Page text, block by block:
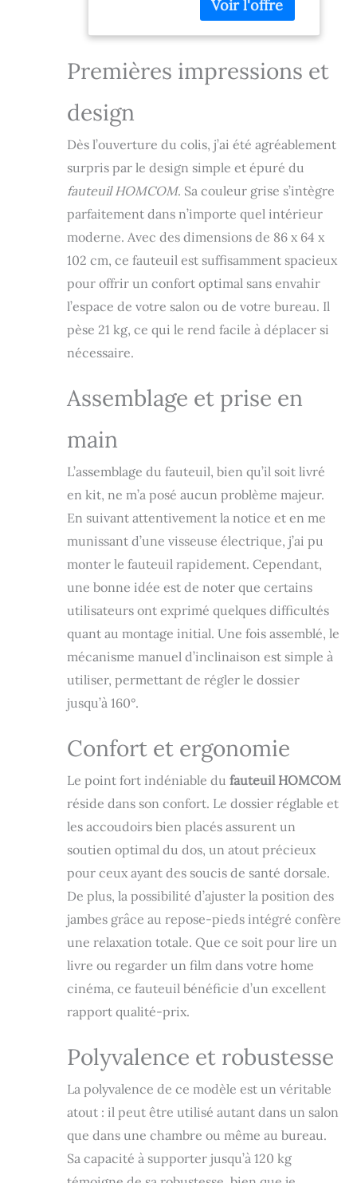
une position
inclinée avec le
repose-pieds
relax de salon est
bureau FAUTEUIL
PIEDS INTEGRÉ :
Ce fauteuil
relaxant est parfait
pour gagner de la
place lorsque vous
ne l'utilisez pas.
Vous aimerez vous
y prélasser, les
jambes relevées,
pour soulager votre
journée, par
exemple ASSISE
et rembourré de
mousse haute
densité 24kg/m³
avec un système
de ressorts
ensachés, notre
manuel offre
douceur, élasticité
et rebond pour la
REVÊTEMENT DE
QUALITÉ : Fauteuil
lin très perméable
à l'air et donc très
agréable au
toucher par
n'importe quelle
condition : chaleur
ou fraicheur
Dim. totales : 64L x
86l x 102H cm -
Dim. incliné : 64L x
161l x 77H cm -
Charge max.
recommandée :
120kg - Convient
pour des
de moins de 185
cm
Premières impressions et
design
Dès l’ouverture du colis, j’ai été agréablement
surpris par le design simple et épuré du
fauteuil HOMCOM. Sa couleur grise s’intègre
parfaitement dans n’importe quel intérieur
moderne. Avec des dimensions de 86 x 64 x
102 cm, ce fauteuil est suffisamment spacieux
pour offrir un confort optimal sans envahir
l’espace de votre salon ou de votre bureau. Il
pèse 21 kg, ce qui le rend facile à déplacer si
nécessaire.
Assemblage et prise en
main
L’assemblage du fauteuil, bien qu’il soit livré
en kit, ne m’a posé aucun problème majeur.
En suivant attentivement la notice et en me
munissant d’une visseuse électrique, j’ai pu
monter le fauteuil rapidement. Cependant,
une bonne idée est de noter que certains
utilisateurs ont exprimé quelques difficultés
quant au montage initial. Une fois assemblé, le
mécanisme manuel d’inclinaison est simple à
utiliser, permettant de régler le dossier
jusqu’à 160°.
Confort et ergonomie
Le point fort indéniable du fauteuil HOMCOM
réside dans son confort. Le dossier réglable et
les accoudoirs bien placés assurent un
soutien optimal du dos, un atout précieux
pour ceux ayant des soucis de santé dorsale.
De plus, la possibilité d’ajuster la position des
jambes grâce au repose-pieds intégré confère
une relaxation totale. Que ce soit pour lire un
livre ou regarder un film dans votre home
cinéma, ce fauteuil bénéficie d’un excellent
rapport qualité-prix.
Polyvalence et robustesse
La polyvalence de ce modèle est un véritable
atout : il peut être utilisé autant dans un salon
que dans une chambre ou même au bureau.
Sa capacité à supporter jusqu’à 120 kg